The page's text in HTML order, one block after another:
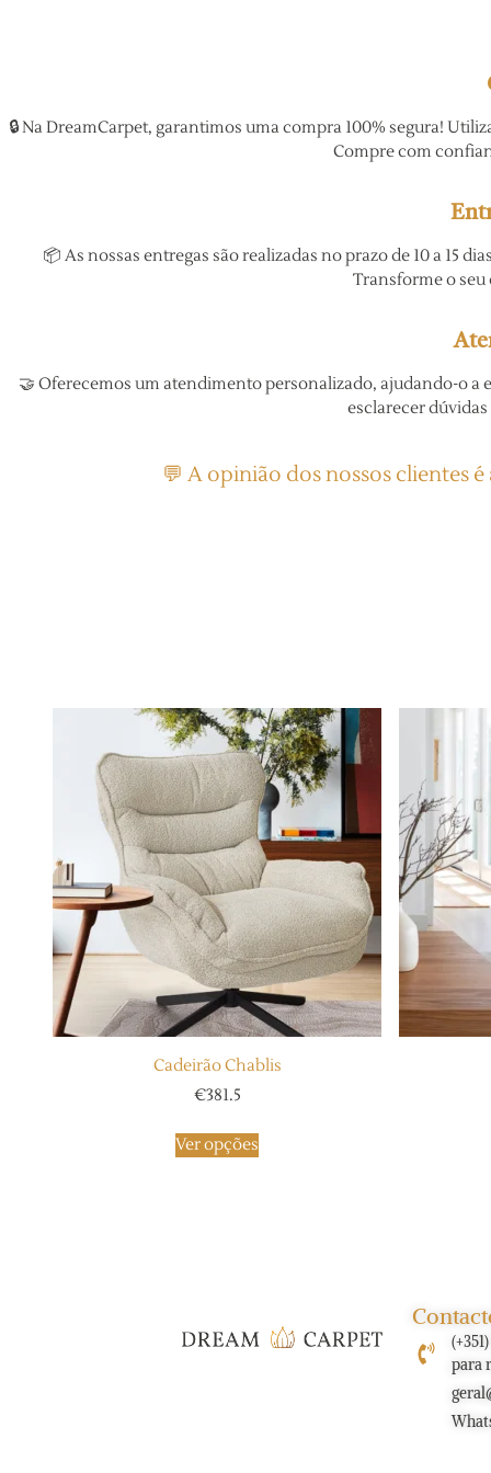
🔒 Na DreamCarpet, garantimos uma compra 100% segura!
Compre com
📦 As nossas entregas são realizadas no prazo de 10 a 15
Transforme o seu
🤝 Oferecemos um atendimento personalizado, ajudando-o a
esclarecer
💬 A opinião dos nossos clientes
Cadeirão Chablis
€381.5
Ver opções
para